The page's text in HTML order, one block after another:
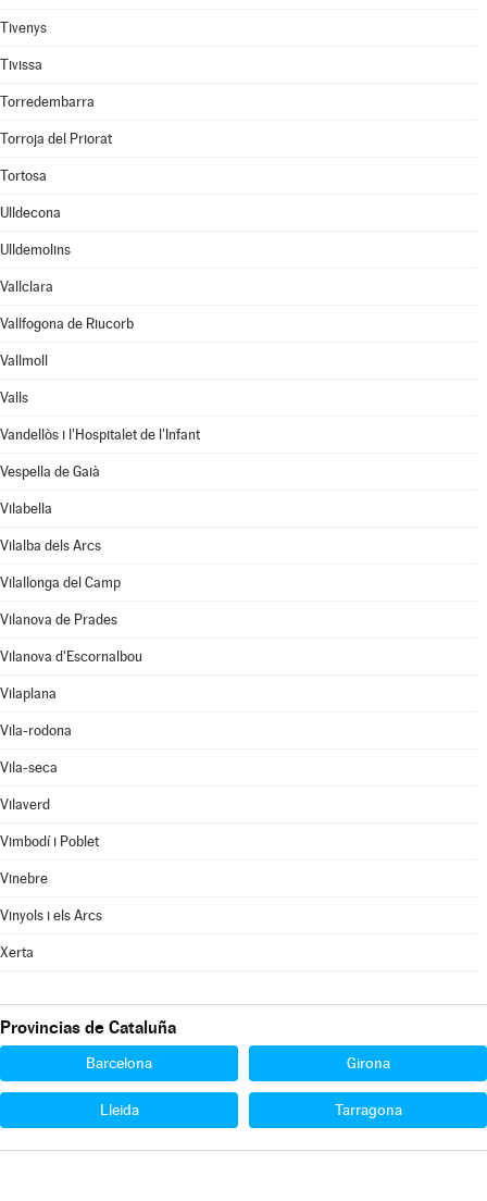
Tivenys
Tivissa
Torredembarra
Torroja del Priorat
Tortosa
Ulldecona
Ulldemolins
Vallclara
Vallfogona de Riucorb
Vallmoll
Valls
Vandellòs i l'Hospitalet de l'Infant
Vespella de Gaià
Vilabella
Vilalba dels Arcs
Vilallonga del Camp
Vilanova de Prades
Vilanova d'Escornalbou
Vilaplana
Vila-rodona
Vila-seca
Vilaverd
Vimbodí i Poblet
Vinebre
Vinyols i els Arcs
Xerta
Provincias de Cataluña
Barcelona Girona
Lleida Tarragona